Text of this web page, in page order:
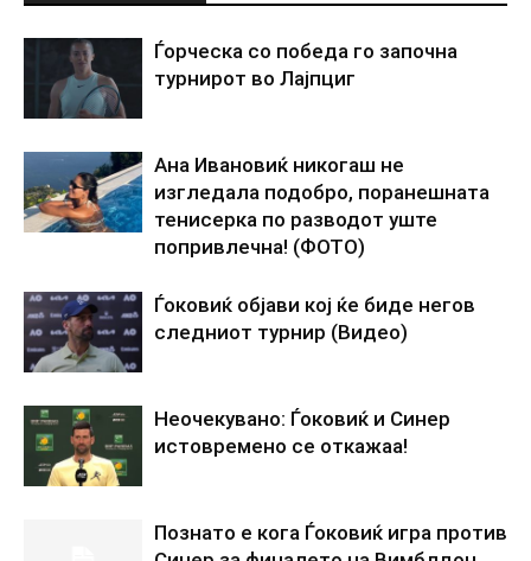
Ѓорческа со победа го започна
турнирот во Лајпциг
Ана Ивановиќ никогаш не
изгледала подобро, поранешната
тенисерка по разводот уште
попривлечна! (ФОТО)
Ѓоковиќ објави кој ќе биде негов
следниот турнир (Видео)
Неочекувано: Ѓоковиќ и Синер
истовремено се откажаа!
Познато е кога Ѓоковиќ игра против